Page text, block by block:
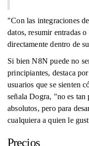
"Con las integraciones
datos, resumir entradas
directamente dentro de
Si bien N8N puede no
principiantes, destaca
usuarios que se sienten
señala Dogra, "no es
absolutos, pero para
cualquiera a quien le
Precios